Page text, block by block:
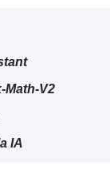
Math-V2
IA